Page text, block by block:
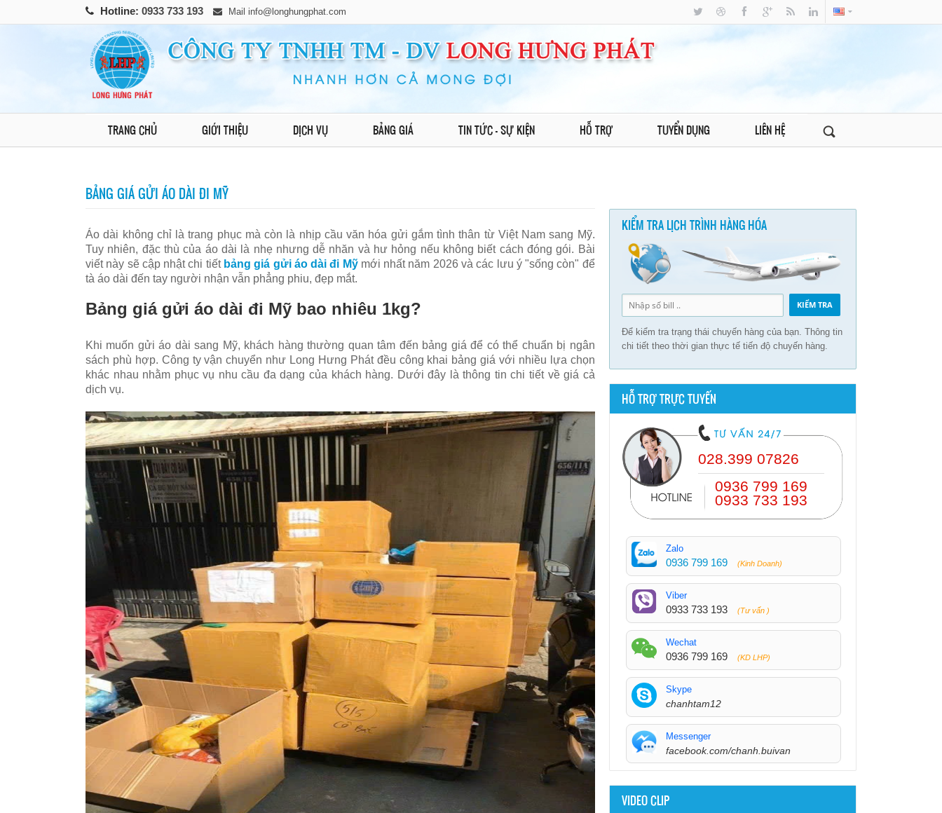
Hotline: 0933 733 193 Mail info@longhungphat.com
TRANG CHỦ GIỚI THIỆU DỊCH VỤ BẢNG GIÁ TIN TỨC - SỰ KIỆN HỖ TRỢ TUYỂN DỤNG LIÊN HỆ
BẢNG GIÁ GỬI ÁO DÀI ĐI MỸ
Áo dài không chỉ là trang phục mà còn là nhịp cầu văn hóa gửi gắm tình thân từ Việt Nam sang Mỹ.
Tuy nhiên, đặc thù của áo dài là nhẹ nhưng dễ nhăn và hư hỏng nếu không biết cách đóng gói. Bài
viết này sẽ cập nhật chi tiết bảng giá gửi áo dài đi Mỹmới nhất năm 2026 và các lưu ý "sống còn" để
tà áo dài đến tay người nhận vẫn phẳng phiu, đẹp mắt.
Bảng giá gửi áo dài đi Mỹ bao nhiêu 1kg?
Khi muốn gửi áo dài sang Mỹ, khách hàng thường quan tâm đến bảng giá để có thể chuẩn bị ngân
sách phù hợp. Công ty vận chuyển như Long Hưng Phát đều công khai bảng giá với nhiều lựa chọn
khác nhau nhằm phục vụ nhu cầu đa dạng của khách hàng. Dưới đây là thông tin chi tiết về giá cả
dịch vụ.
KIỂM TRA LỊCH TRÌNH HÀNG HÓA
Để kiểm tra trạng thái chuyến hàng của bạn. Thông tin
chi tiết theo thời gian thực tế tiến độ chuyến hàng.
HỖ TRỢ TRỰC TUYẾN
028.399 07826
0936 799 169
0933 733 193
Zalo
0936 799 169 (Kinh Doanh)
Viber
0933 733 193 (Tư vấn )
Wechat
0936 799 169 (KD LHP)
Skype
chanhtam12
Messenger
facebook.com/chanh.buivan
VIDEO CLIP